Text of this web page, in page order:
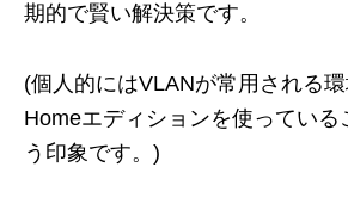
期的で賢い解決策です。
(個人的にはVLANが常用される
Homeエディションを使っている
う印象です。)